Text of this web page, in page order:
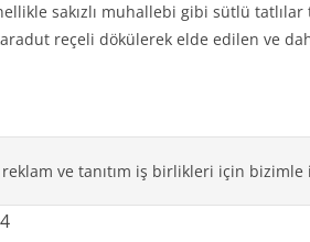
sakızlı muhallebi gibi sütlü
reçeli dökülerek elde edilen ve
reklam ve tanıtım iş birlikleri için